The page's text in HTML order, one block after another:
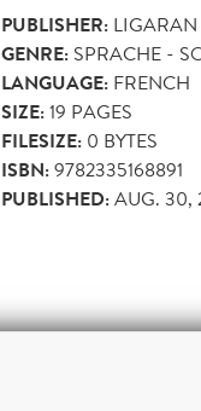
PUBLISHER: LIGARAN
GENRE: SPRACHE -
LANGUAGE: FRENCH
SIZE:19 PAGES
FILESIZE: 0 BYTES
ISBN:9782335168891
PUBLISHED:AUG. 30,